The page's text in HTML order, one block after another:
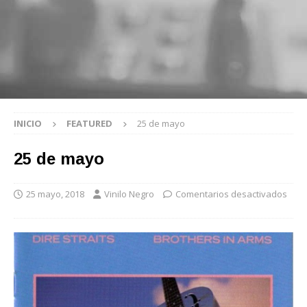
INICIO FEATURED 25 de mayo
25 de mayo
25 mayo, 2018 Vinilo Negro Comentarios desactivados